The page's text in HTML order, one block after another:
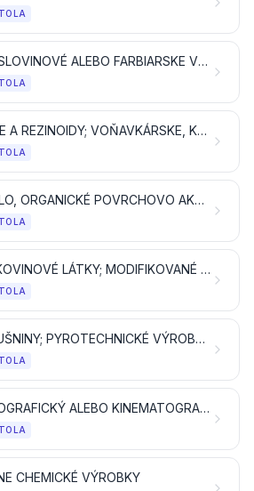
TRIESLOVINOVÉ ALEBO FARBIARSKE VÝŤAŽKY; TANÍNY A ICH DERIVÁTY; FARBIVÁ, PIGMENTY A OSTATNÉ FARBIACE LÁTKY; NÁTEROVÉ FARBY A LAKY; TMELY; ATRAMENTY
SILICE A REZINOIDY; VOŇAVKÁRSKE, KOZMETICKÉ ALEBO TOALETNÉ PRÍPRAVKY
MYDLO, ORGANICKÉ POVRCHOVO AKTÍVNE LÁTKY, PRACIE PRÍPRAVKY, MAZACIE PRÍPRAVKY, UMELÉ VOSKY, PRIPRAVENÉ VOSKY, LEŠTIACE ALEBO ČISTIACE PRÍPRAVKY, SVIEČKY A PODOBNÉ VÝROBKY, MODELOVACIE PASTY, ZUBNÉ VOSKY A ZUBNÉ PRÍPRAVKY NA ZÁKLADE SADRY
BIELKOVINOVÉ LÁTKY; MODIFIKOVANÉ ŠKROBY; GLEJE; ENZÝMY
VÝBUŠNINY; PYROTECHNICKÉ VÝROBKY; ZÁPALKY; PYROFORICKÉ ZLIATINY; NIEKTORÉ HORĽAVÉ PRÍPRAVKY
FOTOGRAFICKÝ ALEBO KINEMATOGRAFICKÝ TOVAR
CHEMICKÉ VÝROBKY